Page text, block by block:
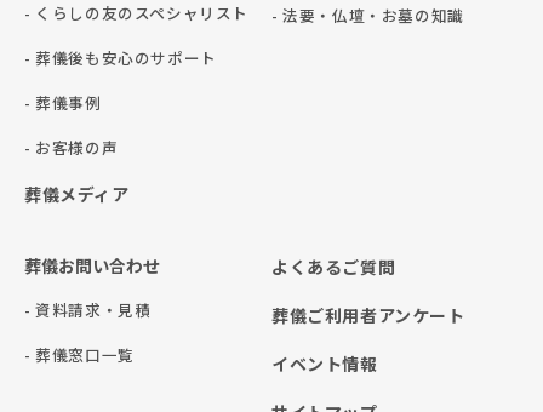
- くらしの友のスペシャリスト
- 葬儀後も安心のサポート
- 葬儀事例
- お客様の声
葬儀メディア
- 法要・仏壇・お墓の知識
葬儀お問い合わせ
- 資料請求・見積
- 葬儀窓口一覧
よくあるご質問
葬儀ご利用者アンケート
イベント情報